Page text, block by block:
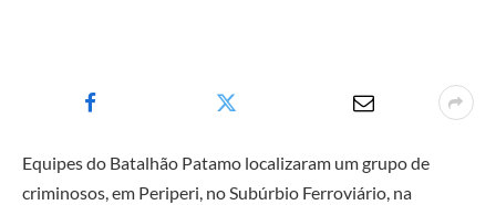
Equipes do Batalhão Patamo localizaram um grupo de
criminosos, em Periperi, no Subúrbio Ferroviário, na